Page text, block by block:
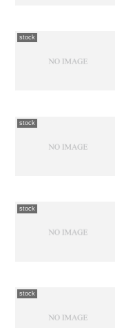
stock
stock
stock
stock